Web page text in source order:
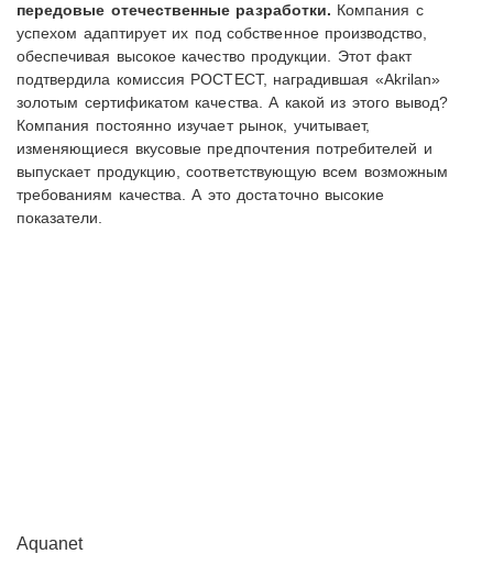
передовые отечественные разработки. Компания с
успехом адаптирует их под собственное производство,
обеспечивая высокое качество продукции. Этот факт
подтвердила комиссия РОСТЕСТ, наградившая «Akrilan»
золотым сертификатом качества. А какой из этого вывод?
Компания постоянно изучает рынок, учитывает,
изменяющиеся вкусовые предпочтения потребителей и
выпускает продукцию, соответствующую всем возможным
требованиям качества. А это достаточно высокие
показатели.
Aquanet